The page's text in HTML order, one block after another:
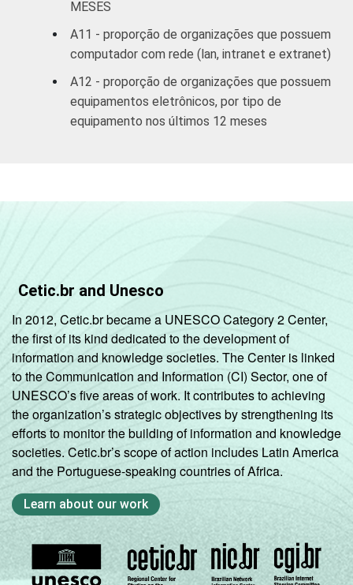
MESES
A11 - proporção de organizações que possuem
computador com rede (lan, intranet e extranet)
A12 - proporção de organizações que possuem
equipamentos eletrônicos, por tipo de
equipamento nos últimos 12 meses
Cetic.br and Unesco
In 2012, Cetic.br became a UNESCO Category 2 Center,
the first of its kind dedicated to the development of
information and knowledge societies. The Center is linked
to the Communication and Information (CI) Sector, one of
UNESCO’s five areas of work. It contributes to achieving
the organization’s strategic objectives by strengthening its
efforts to monitor the building of information and knowledge
societies. Cetic.br’s scope of action includes Latin America
and the Portuguese-speaking countries of Africa.
Learn about our work